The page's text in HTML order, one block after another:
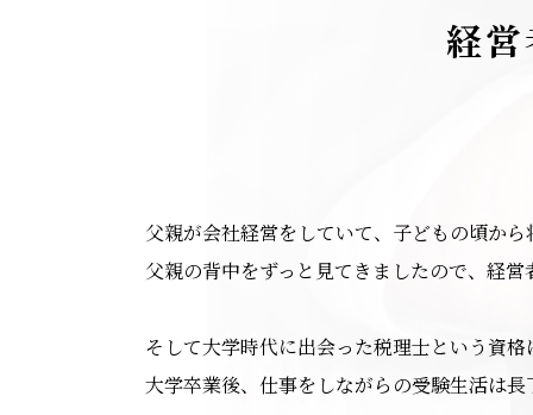
経
父親が会社経営をしていて、子どもの頃か
父親の背中をずっと見てきましたので、経
そして大学時代に出会った税理士という資
大学卒業後、仕事をしながらの受験生活は